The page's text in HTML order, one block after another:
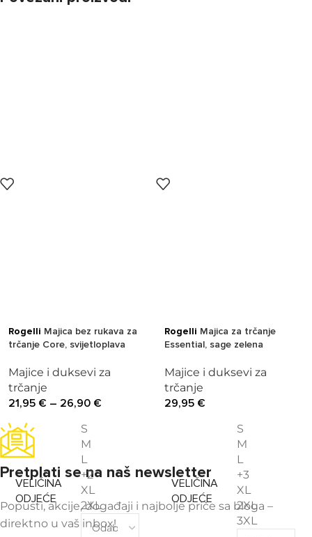
Rogelli Majica bez rukava za
trčanje Core, svijetloplava
Majice i duksevi za
trčanje
21,95 € – 26,90 €
VELIČINA
ODJEĆE
S
M
L
+2
XL
2XL
Rogelli Majica za trčanje
Essential, sage zelena
Majice i duksevi za
trčanje
29,95 €
VELIČINA
ODJEĆE
S
M
L
+3
XL
2XL
3XL
Pretplati se na naš newsletter
Popusti, akcije, događaji i najbolje priče sa bloga –
direktno u vaš inbox!